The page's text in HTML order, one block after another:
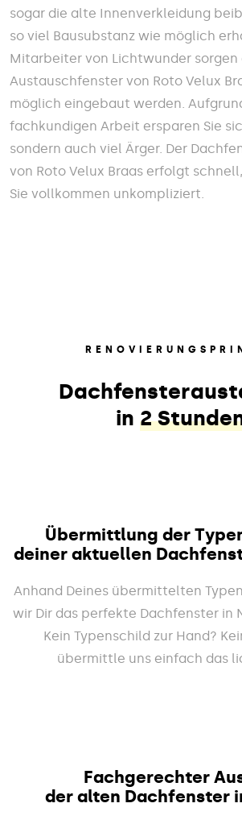
sogar die alte Innenverkleidung
so viel Bausubstanz wie möglich
Mitarbeiter von Lichtwunder sorgen
Austauschfenster von Roto Velux
möglich eingebaut werden.
fachkundigen Arbeit ersparen Sie
sondern auch viel Ärger. Der
von Roto Velux Braas erfolgt
Sie vollkommen unkompliziert.
in 2
Übermittlung der
deiner aktuellen
Anhand Deines übermittelten
wir Dir das perfekte Dachfenster in
Kein Typenschild zur Hand?
übermittle uns einfach das
Fachgerechter
der alten Dachfenster